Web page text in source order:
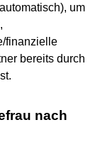
um
finanzielle
bereits durch
nach